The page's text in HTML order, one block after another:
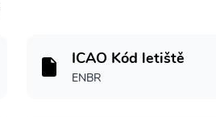
ICAO Kód letiště
ENBR